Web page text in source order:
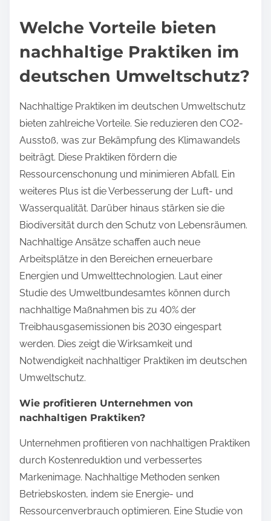
Welche Vorteile bieten
nachhaltige Praktiken im
deutschen Umweltschutz?
Nachhaltige Praktiken im deutschen Umweltschutz
bieten zahlreiche Vorteile. Sie reduzieren den CO2-
Ausstoß, was zur Bekämpfung des Klimawandels
beiträgt. Diese Praktiken fördern die
Ressourcenschonung und minimieren Abfall. Ein
weiteres Plus ist die Verbesserung der Luft- und
Wasserqualität. Darüber hinaus stärken sie die
Biodiversität durch den Schutz von Lebensräumen.
Nachhaltige Ansätze schaffen auch neue
Arbeitsplätze in den Bereichen erneuerbare
Energien und Umwelttechnologien. Laut einer
Studie des Umweltbundesamtes können durch
nachhaltige Maßnahmen bis zu 40% der
Treibhausgasemissionen bis 2030 eingespart
werden. Dies zeigt die Wirksamkeit und
Notwendigkeit nachhaltiger Praktiken im deutschen
Umweltschutz.
Wie profitieren Unternehmen von
nachhaltigen Praktiken?
Unternehmen profitieren von nachhaltigen Praktiken
durch Kostenreduktion und verbessertes
Markenimage. Nachhaltige Methoden senken
Betriebskosten, indem sie Energie- und
Ressourcenverbrauch optimieren. Eine Studie von